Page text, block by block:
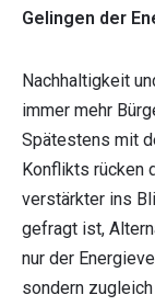
Gelingen der
Nachhaltigkeit
immer mehr
Spätestens mit
Konflikts rücken
verstärkter ins
gefragt ist,
nur der
sondern